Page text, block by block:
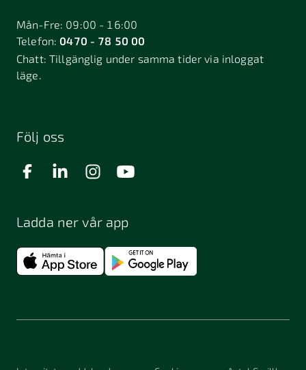
Mån-Fre: 09:00 - 16:00
Telefon:0470 - 78 50 00
Chatt:Tillgänglig under samma tider via inloggat
läge.
Följ oss
Ladda ner vår app